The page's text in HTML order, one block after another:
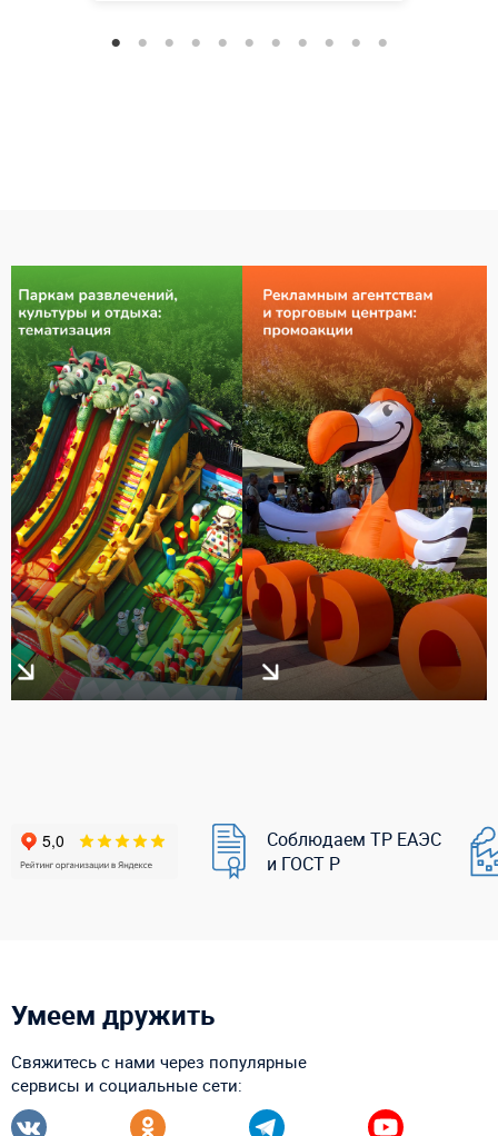
Соблюдаем ТР ЕАЭС
и ГОСТ Р
Умеем дружить
Свяжитесь с нами через популярные
сервисы и социальные сети: